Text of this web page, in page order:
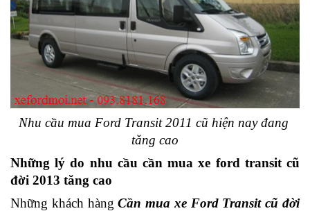
Nhu cầu mua Ford Transit 2011 cũ hiện nay đang
tăng cao
Những lý do nhu cầu cần mua xe ford transit cũ
đời 2013 tăng cao
Những khách hàng Cần mua xe Ford Transit cũ đời